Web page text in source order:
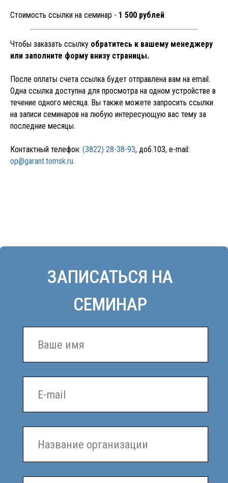
Стоимость ссылки на семинар - 1 500 рублей
Чтобы заказать ссылку обратитесь к вашему менеджеру
или заполните форму внизу страницы.
После оплаты счета ссылка будет отправлена вам на email.
Одна ссылка доступна для просмотра на одном устройстве в
течение одного месяца. Вы также можете запросить ссылки
на записи семинаров на любую интересующую вас тему за
последние месяцы.
Контактный телефон: (3822) 28-38-93, доб.103, e-mail:
op@garant.tomsk.ru.
ЗАПИСАТЬСЯ НА
СЕМИНАР
+7
персональных данных в соответствии сПолитикой
конфиденциальности.